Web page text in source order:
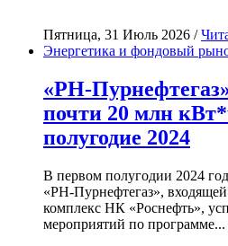
Пятница, 31 Июль 2026 /
Энергетика и фондовый
«РН-
почти 20 млн
полугодие 2024
В первом полугодии 2024
«РН-Пурнефтегаз»,
комплекс НК «Роснефть»,
мероприятий по программе...